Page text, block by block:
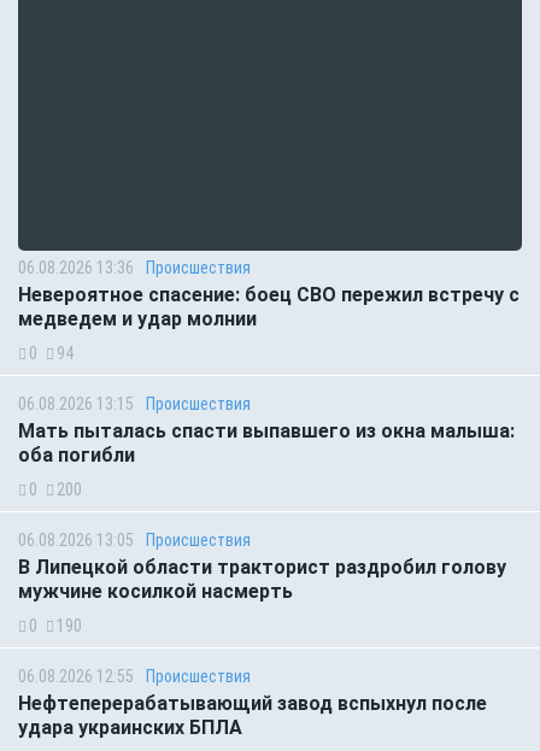
06.08.2026 13:36 Происшествия
Невероятное спасение: боец СВО пережил встречу с
медведем и удар молнии
0 94
06.08.2026 13:15 Происшествия
Мать пыталась спасти выпавшего из окна малыша:
оба погибли
0 200
06.08.2026 13:05 Происшествия
В Липецкой области тракторист раздробил голову
мужчине косилкой насмерть
0 190
06.08.2026 12:55 Происшествия
Нефтеперерабатывающий завод вспыхнул после
удара украинских БПЛА